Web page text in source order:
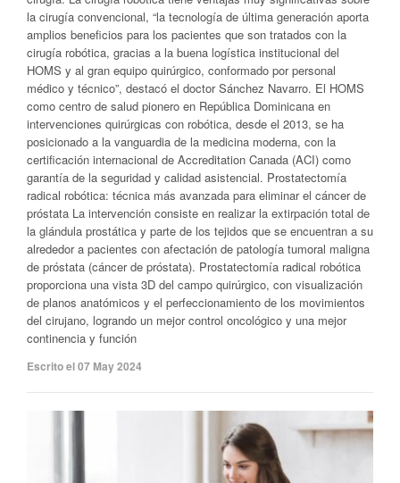
la cirugía convencional, “la tecnología de última generación aporta
amplios beneficios para los pacientes que son tratados con la
cirugía robótica, gracias a la buena logística institucional del
HOMS y al gran equipo quirúrgico, conformado por personal
médico y técnico”, destacó el doctor Sánchez Navarro. El HOMS
como centro de salud pionero en República Dominicana en
intervenciones quirúrgicas con robótica, desde el 2013, se ha
posicionado a la vanguardia de la medicina moderna, con la
certificación internacional de Accreditation Canada (ACI) como
garantía de la seguridad y calidad asistencial. Prostatectomía
radical robótica: técnica más avanzada para eliminar el cáncer de
próstata La intervención consiste en realizar la extirpación total de
la glándula prostática y parte de los tejidos que se encuentran a su
alrededor a pacientes con afectación de patología tumoral maligna
de próstata (cáncer de próstata). Prostatectomía radical robótica
proporciona una vista 3D del campo quirúrgico, con visualización
de planos anatómicos y el perfeccionamiento de los movimientos
del cirujano, logrando un mejor control oncológico y una mejor
continencia y función
Escrito el 07 May 2024